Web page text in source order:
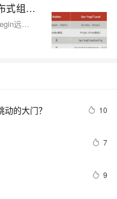
谷粒商城笔记+踩坑（2）——分布式组件、前端基础，nacos+feign+gateway+ES6+vue脚手架
分布式组件、nacos注册配置中心、openfegin远程调用、网关gateway、ES6脚本语言规范、vue、elementUI
的大门？ 10
7
9